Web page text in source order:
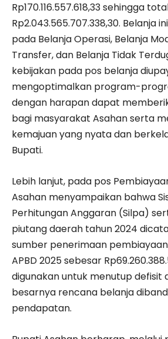
Rp170.116.557.618,33 sehingga
Rp2.043.565.707.338,30. Belanja
pada Belanja Operasi, Belanja
Transfer, dan Belanja Tidak
kebijakan pada pos belanja
mengoptimalkan program-
dengan harapan dapat
bagi masyarakat Asahan serta
kemajuan yang nyata dan
Bupati.
Lebih lanjut, pada pos
Asahan menyampaikan bahwa
Perhitungan Anggaran (Silpa)
piutang daerah tahun 2024
sumber penerimaan
APBD 2025 sebesar
digunakan untuk menutup defisit
besarnya rencana belanja
pendapatan.